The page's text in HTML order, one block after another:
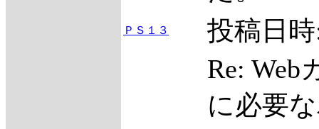
ＰＳ１３ 投稿日
Re: Web
に必要